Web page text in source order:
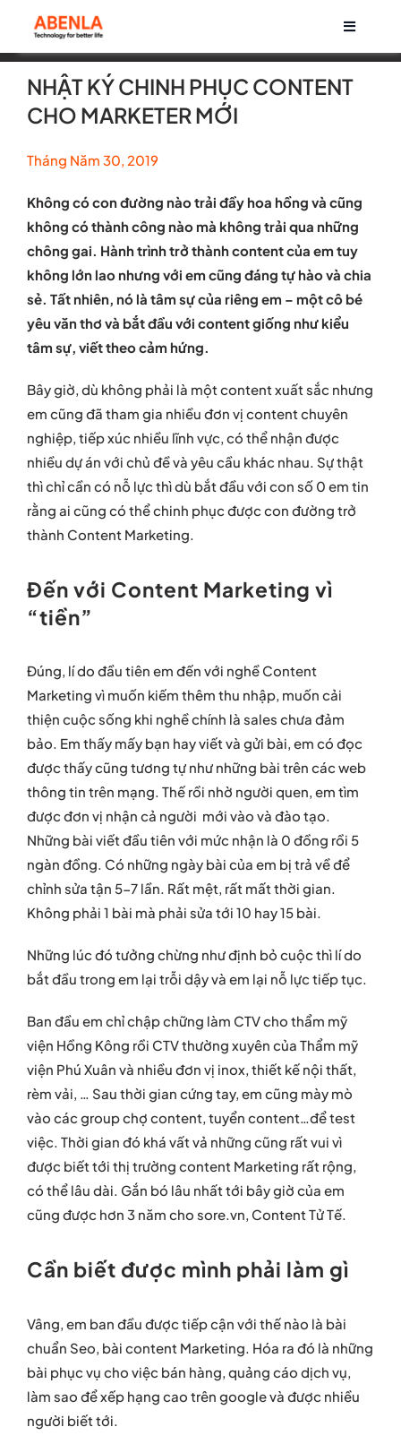
content
Toggle
Về chúng tôi
Cơ hội nghề nghiệp
Tin tức
NHẬT KÝ CHINH PHỤC CONTENT
CHO MARKETER MỚI
Tháng Năm 30, 2019
Không có con đường nào trải đầy hoa hồng và cũng
không có thành công nào mà không trải qua những
chông gai. Hành trình trở thành content của em tuy
không lớn lao nhưng với em cũng đáng tự hào và chia
sẻ. Tất nhiên, nó là tâm sự của riêng em – một cô bé
yêu văn thơ và bắt đầu với content giống như kiểu
tâm sự, viết theo cảm hứng.
Bây giờ, dù không phải là một content xuất sắc nhưng
em cũng đã tham gia nhiều đơn vị content chuyên
nghiệp, tiếp xúc nhiều lĩnh vực, có thể nhận được
nhiều dự án với chủ đề và yêu cầu khác nhau. Sự thật
thì chỉ cần có nỗ lực thì dù bắt đầu với con số 0 em tin
rằng ai cũng có thể chinh phục được con đường trở
thành Content Marketing.
Đến với Content Marketing vì
“tiền”
Đúng, lí do đầu tiên em đến với nghề Content
Marketing vì muốn kiếm thêm thu nhập, muốn cải
thiện cuộc sống khi nghề chính là sales chưa đảm
bảo. Em thấy mấy bạn hay viết và gửi bài, em có đọc
được thấy cũng tương tự như những bài trên các web
thông tin trên mạng. Thế rồi nhờ người quen, em tìm
được đơn vị nhận cả người mới vào và đào tạo.
Những bài viết đầu tiên với mức nhận là 0 đồng rồi 5
ngàn đồng. Có những ngày bài của em bị trả về để
chỉnh sửa tận 5-7 lần. Rất mệt, rất mất thời gian.
Không phải 1 bài mà phải sửa tới 10 hay 15 bài.
Những lúc đó tưởng chừng như định bỏ cuộc thì lí do
bắt đầu trong em lại trỗi dậy và em lại nỗ lực tiếp tục.
Ban đầu em chỉ chập chững làm CTV cho thẩm mỹ
viện Hồng Kông rồi CTV thường xuyên của Thẩm mỹ
viện Phú Xuân và nhiều đơn vị inox, thiết kế nội thất,
rèm vải, … Sau thời gian cứng tay, em cũng mày mò
vào các group chợ content, tuyển content…để test
việc. Thời gian đó khá vất vả những cũng rất vui vì
được biết tới thị trường content Marketing rất rộng,
có thể lâu dài. Gắn bó lâu nhất tới bây giờ của em
cũng được hơn 3 năm cho sore.vn, Content Tử Tế.
Cần biết được mình phải làm gì
Vâng, em ban đầu được tiếp cận với thế nào là bài
chuẩn Seo, bài content Marketing. Hóa ra đó là những
bài phục vụ cho việc bán hàng, quảng cáo dịch vụ,
làm sao để xếp hạng cao trên google và được nhiều
người biết tới.